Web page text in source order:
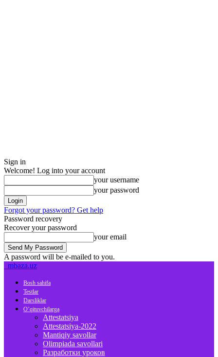
Sign in
Welcome! Log into your account
your username
your password
Forgot your password? Get help
Password recovery
Recover your password
your email
A password will be e-mailed to you.
mbaza.uz
Bosh sahifa
Testlar
Darsliklar
O’qituvchilarga
Attestatsiya
Attestatsiya-2022
Mantiqiy savollar
Olimpiada savollari
Разработки уроков